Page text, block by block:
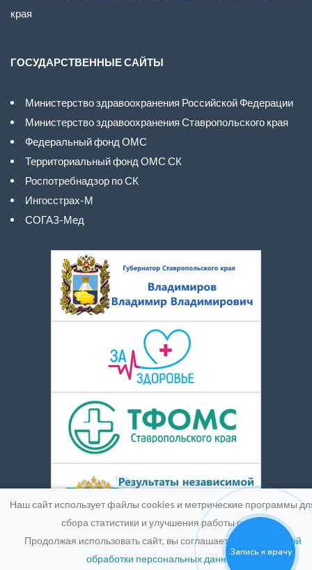
края
ГОСУДАРСТВЕННЫЕ САЙТЫ
Министерство здравоохранения Российской Федерации
Министерство здравоохранения Ставропольского края
Федеральный фонд ОМС
Территориальный фонд ОМС СК
Роспотребнадзор по СК
Ингосстрах-М
СОГАЗ-Мед
Medpic LLC.Лицензия:ЛО-26-01-004900 от
Наш сайт использует файлы cookies и метрические программы
сбора статистики и улучшения работы сайта.
Продолжая использовать сайт, вы соглашаетесь с
Политикой
обработки персональных данных.
Запись к врачу